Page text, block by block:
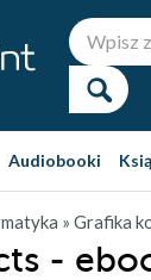
Audiobooki
» Grafika
-